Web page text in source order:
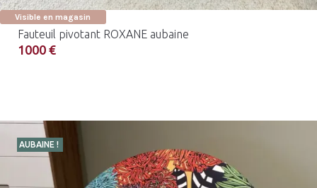
Visible en magasin
Fauteuil pivotant ROXANE aubaine
1000 €
AUBAINE !